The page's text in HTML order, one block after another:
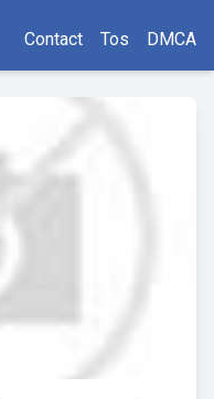
Contact Tos DMCA